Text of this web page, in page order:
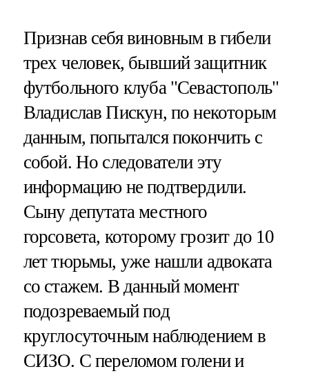
Признав себя виновным в гибели
трех человек, бывший защитник
футбольного клуба "Севастополь"
Владислав Пискун, по некоторым
данным, попытался покончить с
собой. Но следователи эту
информацию не подтвердили.
Сыну депутата местного
горсовета, которому грозит до 10
лет тюрьмы, уже нашли адвоката
со стажем. В данный момент
подозреваемый под
круглосуточным наблюдением в
СИЗО. С переломом голени и